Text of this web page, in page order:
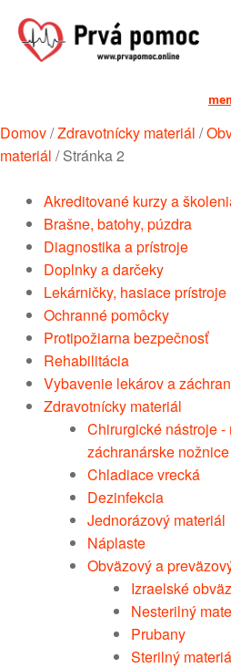
Domov/Zdravotnícky materiál /
materiál /Stránka 2
Akreditované kurzy a
Brašne, batohy, púzdra
Diagnostika a prístroje
Doplnky a darčeky
Lekárničky, hasiace prístroje
Ochranné pomôcky
Protipožiarna bezpečnosť
Rehabilitácia
Vybavenie lekárov a
Zdravotnícky materiál
Chirurgické nástroje -
záchranárske nožnice
Chladiace vrecká
Dezinfekcia
Jednorázový materiál
Náplaste
Obväzový a
Izraelské
Nesterilný
Prubany
Sterilný